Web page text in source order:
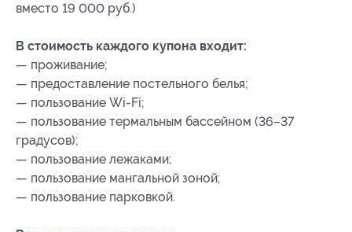
вместо 19 000 руб.)
В стоимость каждого купона входит:
— проживание;
— предоставление постельного белья;
— пользование Wi-Fi;
— пользование термальным бассейном (36–37
градусов);
— пользование лежаками;
— пользование мангальной зоной;
— пользование парковкой.